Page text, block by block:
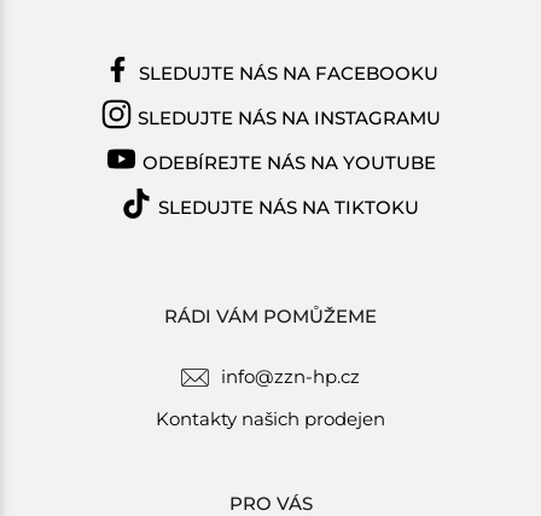
RÁDI VÁM POMŮŽEME
info@zzn-hp.cz
Kontakty našich prodejen
PRO VÁS
SLEDUJTE NÁS NA FACEBOOKU
SLEDUJTE NÁS NA INSTAGRAMU
ODEBÍREJTE NÁS NA YOUTUBE
SLEDUJTE NÁS NA TIKTOKU